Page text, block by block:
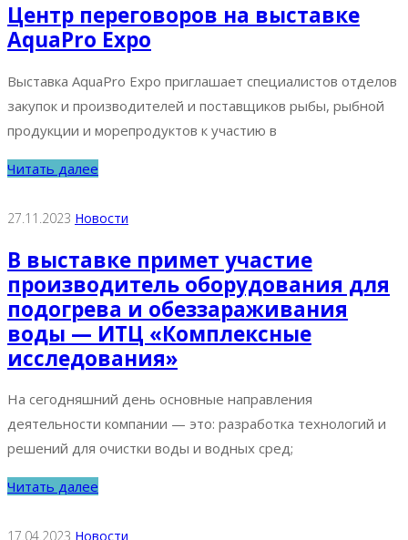
Центр переговоров на выставке
AquaPro Expo
Выставка AquaPro Expo приглашает специалистов отделов
закупок и производителей и поставщиков рыбы, рыбной
продукции и морепродуктов к участию в
Читать далее
27.11.2023 Новости
В выставке примет участие
производитель оборудования для
подогрева и обеззараживания
воды — ИТЦ «Комплексные
исследования»
На сегодняшний день основные направления
деятельности компании — это: разработка технологий и
решений для очистки воды и водных сред;
Читать далее
17.04.2023 Новости